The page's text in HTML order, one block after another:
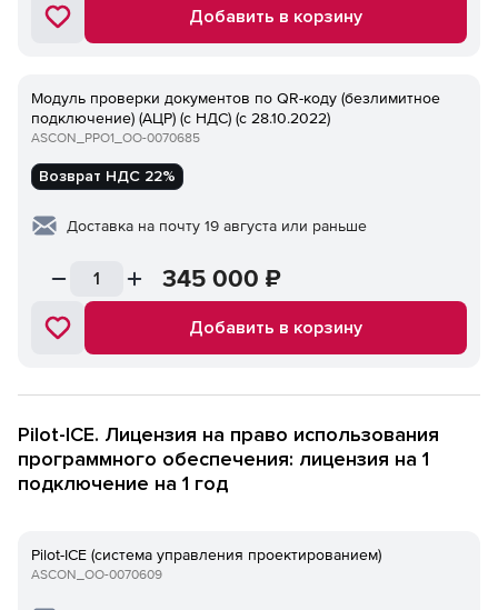
Добавить в корзину
Модуль проверки документов по QR-коду (безлимитное
подключение) (АЦР) (с НДС) (с 28.10.2022)
ASCON_PPO1_ОО-0070685
Возврат НДС 22%
Доставка на почту 19 августа или раньше
345 000 ₽
Добавить в корзину
Pilot-ICE. Лицензия на право использования
программного обеспечения: лицензия на 1
подключение на 1 год
Pilot-ICE (система управления проектированием)
ASCON_ОО-0070609